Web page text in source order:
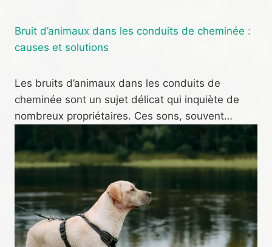
Bruit d’animaux dans les conduits de cheminée :
causes et solutions
Les bruits d’animaux dans les conduits de
cheminée sont un sujet délicat qui inquiète de
nombreux propriétaires. Ces sons, souvent…